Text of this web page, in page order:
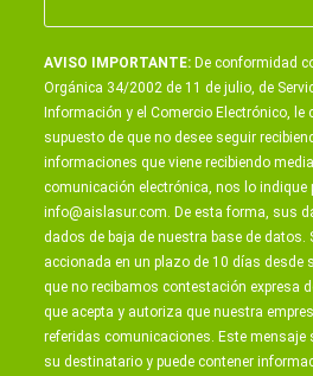
AVISO IMPORTANTE: De conformidad
Orgánica 34/2002 de 11 de julio, de
Información y el Comercio Electrónico, le
supuesto de que no desee seguir
informaciones que viene recibiendo
comunicación electrónica, nos lo indique
info@aislasur.com. De esta forma, sus
dados de baja de nuestra base de datos.
accionada en un plazo de 10 días desde
que no recibamos contestación expresa
que acepta y autoriza que nuestra
referidas comunicaciones. Este mensaje
su destinatario y puede contener